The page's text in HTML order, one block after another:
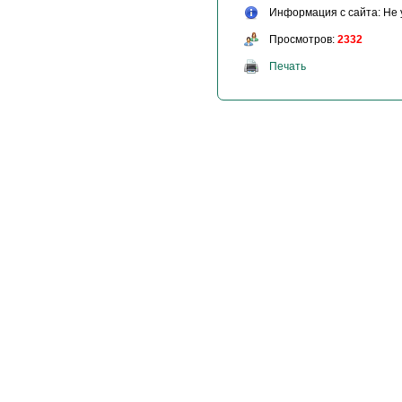
Информация с сайта: Не
Просмотров: 2332
Печать